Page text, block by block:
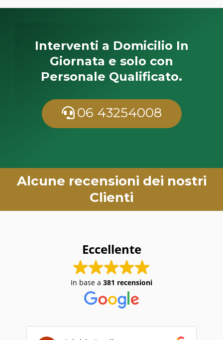
Interventi a Domicilio In
Giornata e solo con
Personale Qualificato.
06 43254008
Alcune recensioni dei nostri
Clienti
Eccellente
In base a 381 recensioni